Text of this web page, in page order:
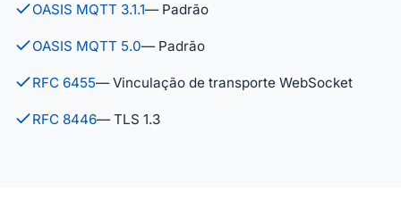
OASIS MQTT 3.1.1— Padrão
OASIS MQTT 5.0— Padrão
RFC 6455— Vinculação de transporte WebSocket
RFC 8446— TLS 1.3